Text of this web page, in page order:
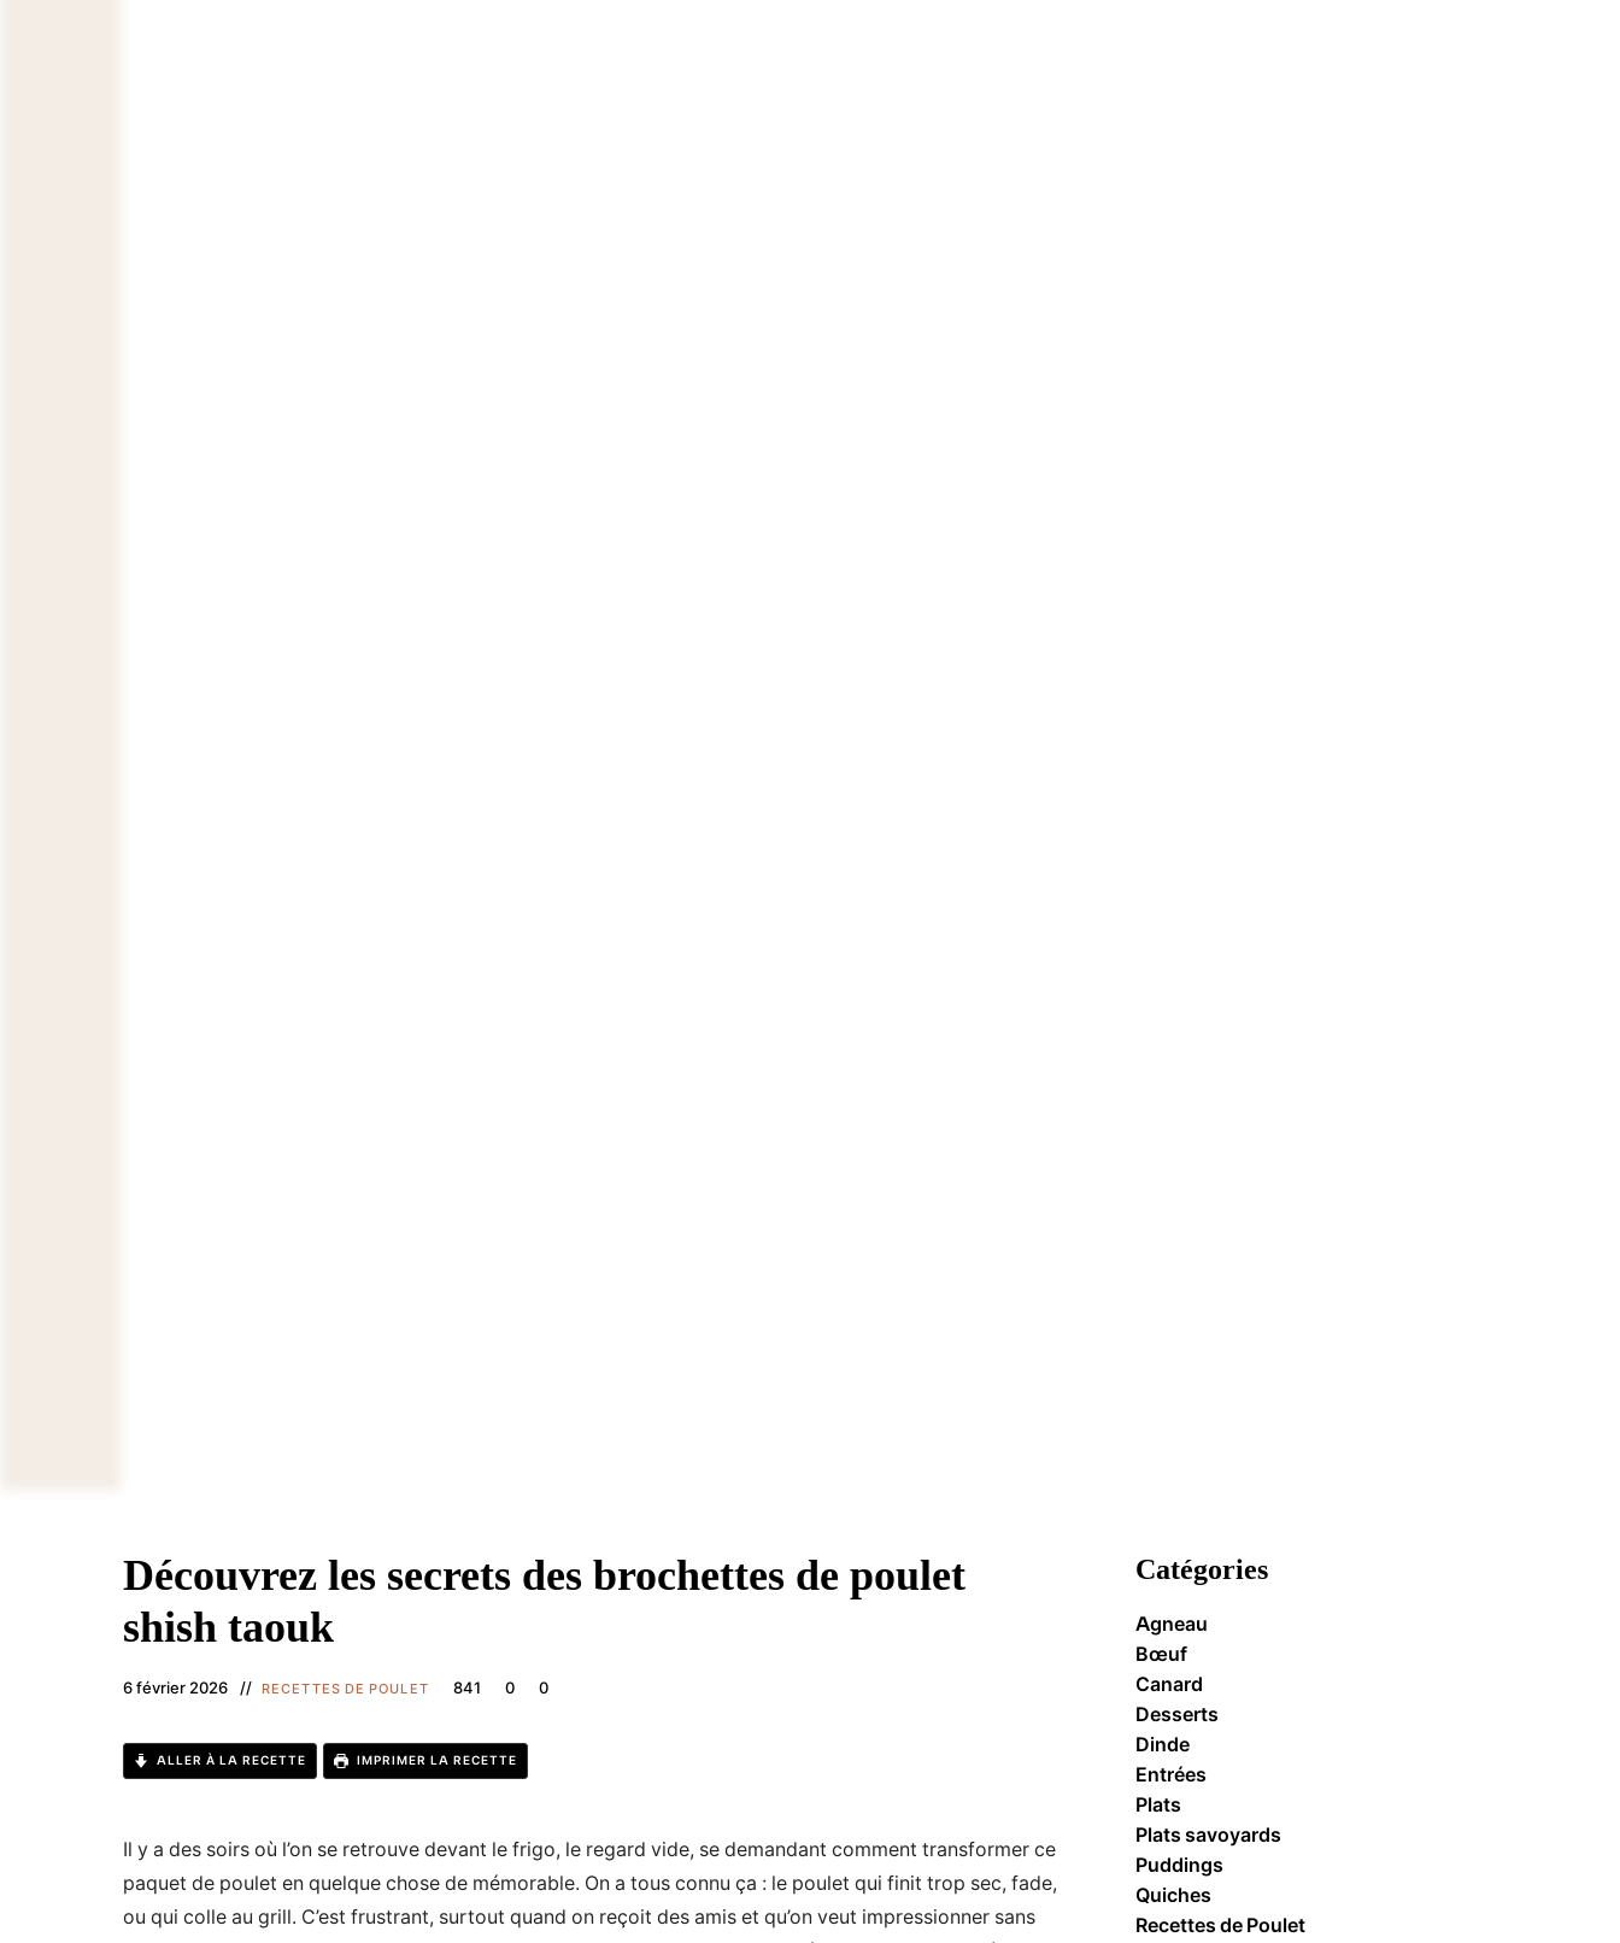
Découvrez les secrets des brochettes de poulet
shish taouk
6 février 2026 RECETTES DE POULET 841 0 0
ALLER À LA RECETTE IMPRIMER LA RECETTE
Il y a des soirs où l’on se retrouve devant le frigo, le regard vide, se demandant comment transformer ce
paquet de poulet en quelque chose de mémorable. On a tous connu ça : le poulet qui finit trop sec, fade,
ou qui colle au grill. C’est frustrant, surtout quand on reçoit des amis et qu’on veut impressionner sans
Catégories
Agneau
Bœuf
Canard
Desserts
Dinde
Entrées
Plats
Plats savoyards
Puddings
Quiches
Recettes de Poulet